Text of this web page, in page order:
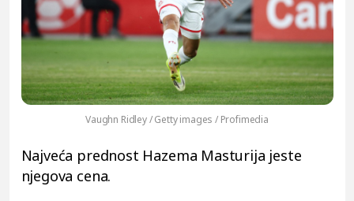
Vaughn Ridley / Getty images / Profimedia
Najveća prednost Hazema Masturija jeste
njegova cena.